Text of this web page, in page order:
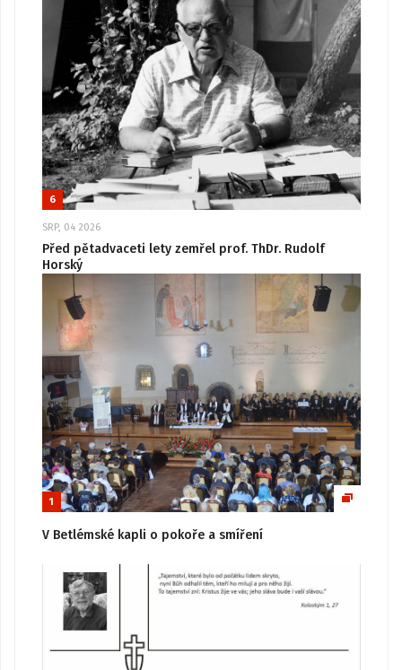
6
SRP, 04 2026
Před pětadvaceti lety zemřel prof. ThDr. Rudolf
Horský
1
V Betlémské kapli o pokoře a smíření